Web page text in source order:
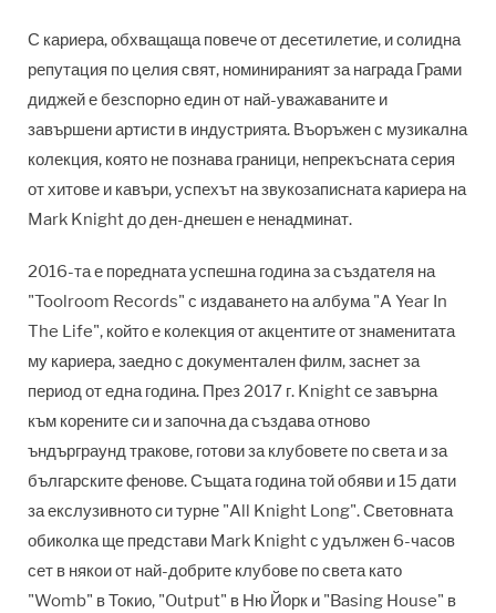
С кариера, обхващаща повече от десетилетие, и солидна
репутация по целия свят, номинираният за награда Грами
диджей е безспорно един от най-уважаваните и
завършени артисти в индустрията. Въоръжен с музикална
колекция, която не познава граници, непрекъсната серия
от хитове и кавъри, успехът на звукозаписната кариера на
Mark Knight до ден-днешен е ненадминат.
2016-та е поредната успешна година за създателя на
"Toolroom Records" с издаването на албума "A Year In
The Life", който е колекция от акцентите от знаменитата
му кариера, заедно с документален филм, заснет за
период от една година. През 2017 г. Knight се завърна
към корените си и започна да създава отново
ъндърграунд тракове, готови за клубовете по света и за
българските фенове. Същата година той обяви и 15 дати
за екслузивното си турне "All Knight Long". Световната
обиколка ще представи Mark Knight с удължен 6-часов
сет в някои от най-добрите клубове по света като
"Womb" в Токио, "Output" в Ню Йорк и "Basing House" в